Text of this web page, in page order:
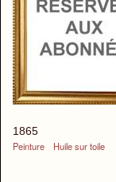
1865
Peinture
Huile sur toile